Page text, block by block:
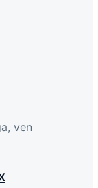
ven